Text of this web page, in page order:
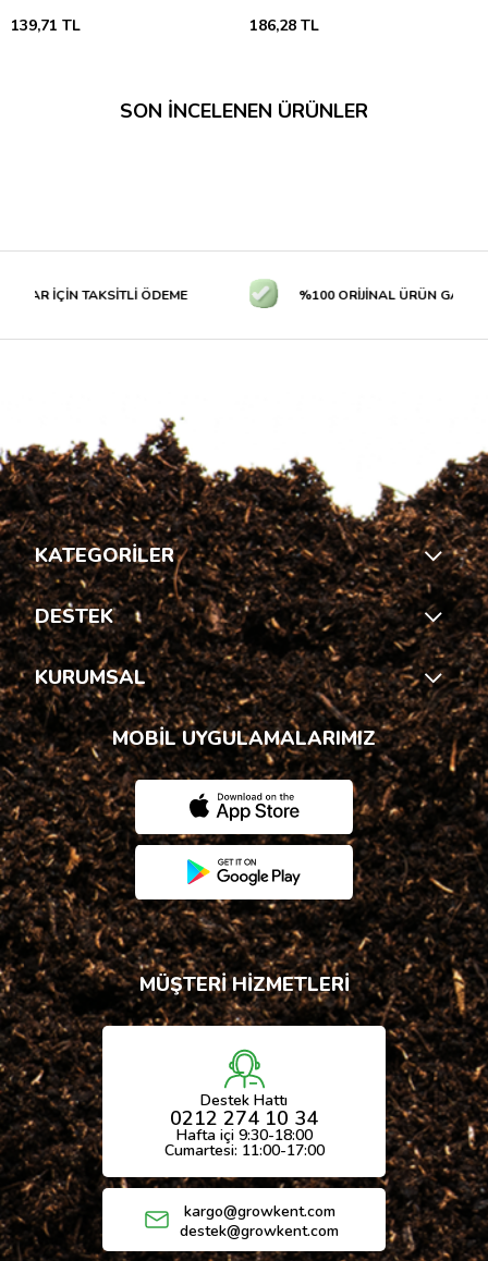
139,71 TL
186,28 TL
SON İNCELENEN ÜRÜNLER
İÇİN TAKSİTLİ ÖDEME %100 ORİJİNAL ÜRÜN
KATEGORİLER
DESTEK
KURUMSAL
MOBİL UYGULAMALARIMIZ
MÜŞTERİ HİZMETLERİ
Destek Hattı
0212 274 10 34
Hafta içi 9:30-18:00
Cumartesi: 11:00-17:00
kargo@growkent.com
destek@growkent.com